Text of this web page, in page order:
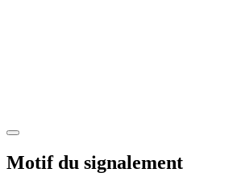
Motif du signalement